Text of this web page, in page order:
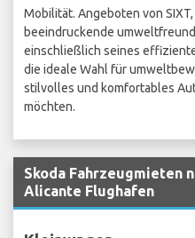
Mobilität. Angeboten von
beeindruckende
einschließlich seines
die ideale Wahl für
stilvolles und komfortables
möchten.
Skoda Fahrzeugmieten
Alicante Flughafen